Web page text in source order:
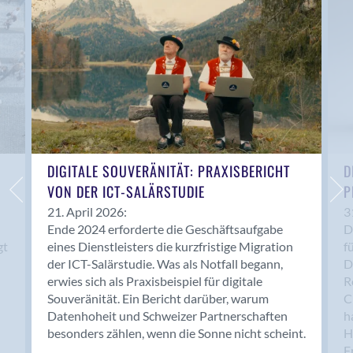
Anwil
Appenzell
Au SG
Baar
Baden
Balsthal
Balzers
Basel
Bassersdorf
Belp
Bendern
Benken (SG)
Bergdietikon
Berlin
Bern
Bern - Liebefeld
DIGITALE SOUVERÄNITÄT: PRAXISBERICHT
VON DER ICT-SALÄRSTUDIE
21. April 2026:
Ende 2024 erforderte die Geschäftsaufgabe
eines Dienstleisters die kurzfristige Migration
der ICT-Salärstudie. Was als Notfall begann,
erwies sich als Praxisbeispiel für digitale
Souveränität. Ein Bericht darüber, warum
Datenhoheit und Schweizer Partnerschaften
besonders zählen, wenn die Sonne nicht scheint.